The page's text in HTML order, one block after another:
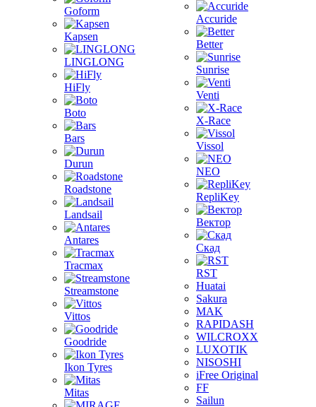
Goform
Kapsen
LINGLONG
HiFly
Boto
Bars
Durun
Roadstone
Landsail
Antares
Tracmax
Streamstone
Vittos
Goodride
Ikon Tyres
Mitas
Accuride
Better
Sunrise
Venti
X-Race
Vissol
NEO
RepliKey
Вектор
Скад
RST
Huatai
Sakura
MAK
RAPIDASH
WILCROXX
LUXOTIK
NISOSHI
iFree Original
FF
Sailun